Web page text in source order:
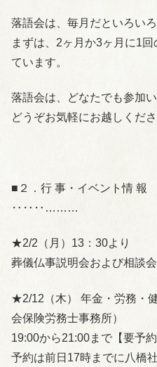
落語会は、毎月だといろい
まずは、2ヶ月か3ヶ月に1
ています。
落語会は、どなたでも参加
どうぞお気軽にお越しくださ
■２．行 事・イベント
‥‥‥………
★2/2（月）13：30より
葬儀仏事説明会および相談
★2/12（木） 年金・労務・
会保険労務士事務所）
19:00から21:00まで【要予約
予約は前日17時までに八橋